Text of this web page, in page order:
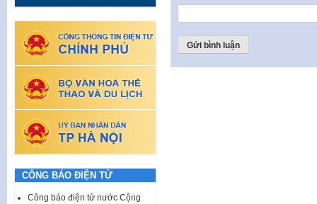
CÔNG BÁO ĐIỆN TỬ
Công báo điện tử nước Cộng